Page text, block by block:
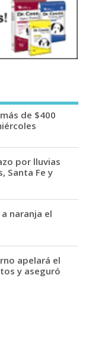
de $400
por lluvias
Santa Fe y
naranja el
apelará el
y aseguró